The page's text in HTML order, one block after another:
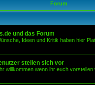
Forum
und das Forum
Ideen und Kritik haben hier
stellen sich vor
willkommen wenn ihr euch vorstellen